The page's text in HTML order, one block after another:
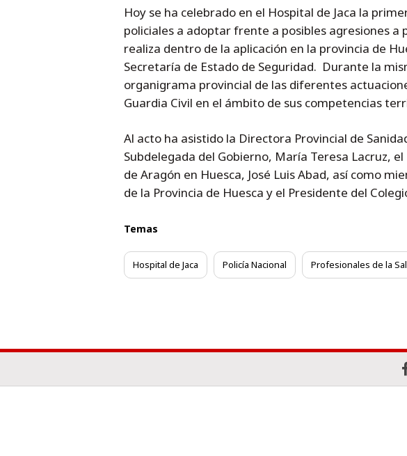
Hoy se ha celebrado en el Hospital de Jaca la
policiales a adoptar frente a posibles agresiones a
realiza dentro de la aplicación en la provincia de
Secretaría de Estado de Seguridad. Durante la
organigrama provincial de las diferentes
Guardia Civil en el ámbito de sus competencias
Al acto ha asistido la Directora Provincial de
Subdelegada del Gobierno, María Teresa Lacruz,
de Aragón en Huesca, José Luis Abad, así como
de la Provincia de Huesca y el Presidente del
Temas
Hospital de Jaca Policía Nacional Profesionales de la